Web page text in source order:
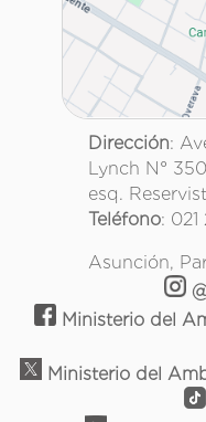
Dirección:
Lynch N°
esq.
Teléfono:
Asunción,
Ministerio del
Ministerio del